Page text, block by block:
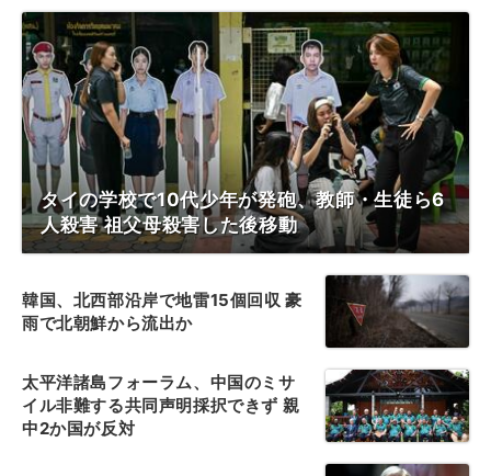
タイの学校で10代少年が発砲、教師・生徒ら6
人殺害 祖父母殺害した後移動
韓国、北西部沿岸で地雷15個回収 豪
雨で北朝鮮から流出か
太平洋諸島フォーラム、中国のミサ
イル非難する共同声明採択できず 親
中2か国が反対